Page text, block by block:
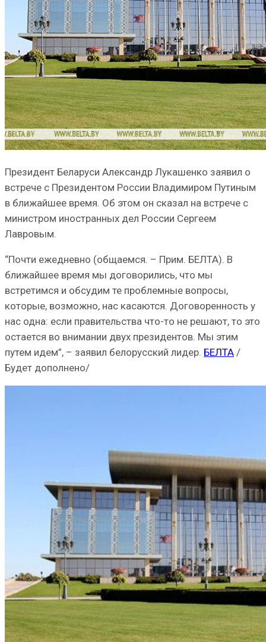
Президент Беларуси Александр Лукашенко заявил о
встрече с Президентом России Владимиром Путиным
в ближайшее время. Об этом он сказал на встрече с
министром иностранных дел России Сергеем
Лавровым.
“Почти ежедневно (общаемся. – Прим. БЕЛТА). В
ближайшее время мы договорились, что мы
встретимся и обсудим те проблемные вопросы,
которые, возможно, нас касаются. Договоренность у
нас одна: если правительства что-то не решают, то это
остается во внимании двух президентов. Мы этим
путем идем”, – заявил белорусский лидер. БЕЛТА /
Будет дополнено/